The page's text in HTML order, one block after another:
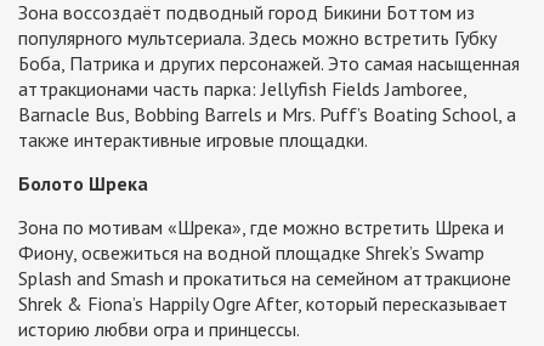
Зона воссоздаёт подводный город Бикини Боттом из
популярного мультсериала. Здесь можно встретить Губку
Боба, Патрика и других персонажей. Это самая насыщенная
аттракционами часть парка: Jellyfish Fields Jamboree,
Barnacle Bus, Bobbing Barrels и Mrs. Puff’s Boating School, а
также интерактивные игровые площадки.
Болото Шрека
Зона по мотивам «Шрека», где можно встретить Шрека и
Фиону, освежиться на водной площадке Shrek’s Swamp
Splash and Smash и прокатиться на семейном аттракционе
Shrek & Fiona’s Happily Ogre After, который пересказывает
историю любви огра и принцессы.